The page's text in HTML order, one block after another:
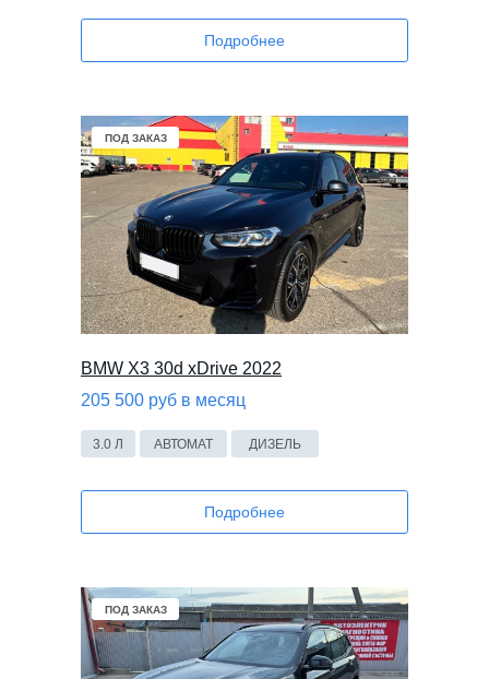
Подробнее
BMW X3 30d xDrive 2022
205 500 руб в месяц
Подробнее
3.0 Л АВТОМАТ ДИЗЕЛЬ
ПОД ЗАКАЗ
ПОД ЗАКАЗ